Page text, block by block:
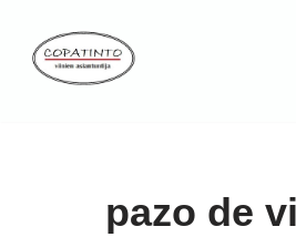
Skip
pazo de